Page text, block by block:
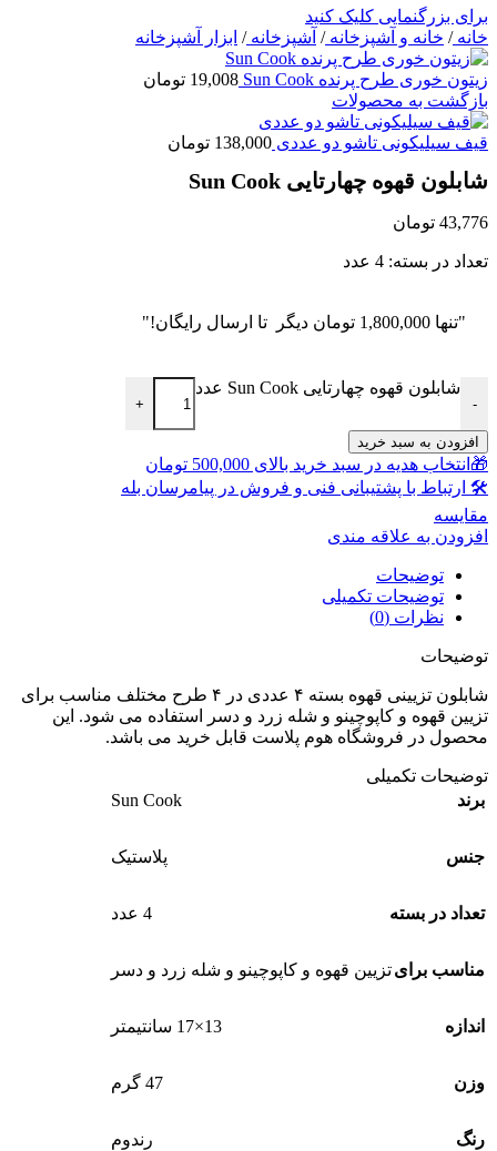
برای بزرگنمایی کلیک کنید
خانه/ خانه و آشپزخانه/ آشپزخانه/ ابزار آشپزخانه
زیتون خوری طرح پرنده Sun Cook 19,008 تومان
بازگشت به محصولات
قیف سیلیکونی تاشو دو عددی 138,000 تومان
شابلون قهوه چهارتایی Sun Cook
43,776 تومان
تعداد در بسته: 4 عدد
"تنها 1,800,000 تومان دیگر تا ارسال رایگان!"
-
شابلون قهوه چهارتایی Sun Cook عدد
+
افزودن به سبد خرید
🎁انتخاب هدیه در سبد خرید بالای 500,000 تومان
🛠 ارتباط با پشتیبانی فنی و فروش در پیامرسان بله
مقايسه
افزودن به علاقه مندی
توضیحات
توضیحات تکمیلی
نظرات (0)
توضیحات
شابلون تزیینی قهوه بسته ۴ عددی در ۴ طرح مختلف مناسب برای
تزیین قهوه و کاپوچینو و شله زرد و دسر استفاده می شود. این
محصول در فروشگاه هوم پلاست قابل خرید می باشد.
توضیحات تکمیلی
برند
Sun Cook
جنس پلاستیک
تعداد در بسته 4 عدد
مناسب برایتزیین قهوه و کاپوچینو و شله زرد و دسر
اندازه 13×17 سانتیمتر
وزن 47 گرم
رنگ رندوم